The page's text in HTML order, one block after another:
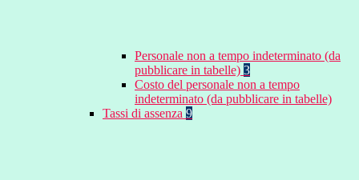
Personale non a tempo indeterminato (da
pubblicare in tabelle) 3
Costo del personale non a tempo
indeterminato (da pubblicare in tabelle)
Tassi di assenza 9